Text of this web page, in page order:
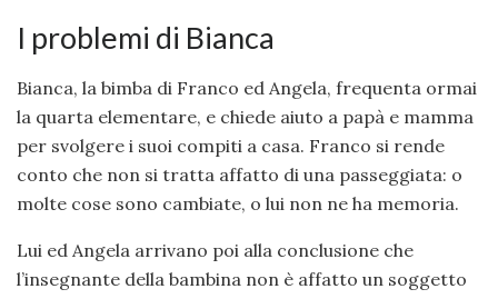
I problemi di Bianca
Bianca, la bimba di Franco ed Angela, frequenta ormai
la quarta elementare, e chiede aiuto a papà e mamma
per svolgere i suoi compiti a casa. Franco si rende
conto che non si tratta affatto di una passeggiata: o
molte cose sono cambiate, o lui non ne ha memoria.
Lui ed Angela arrivano poi alla conclusione che
l’insegnante della bambina non è affatto un soggetto